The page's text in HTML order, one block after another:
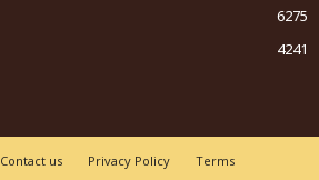
6275
4241
Contact us Privacy Policy Terms